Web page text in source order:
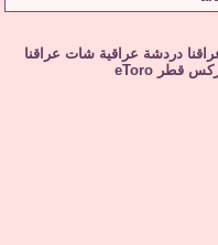
دردشة عراقية شات عراقنا
قطر eToro